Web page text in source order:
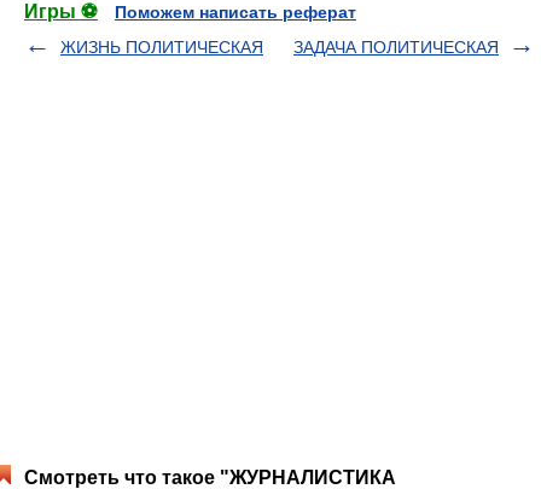
Игры ⚽
Поможем написать реферат
ЖИЗНЬ ПОЛИТИЧЕСКАЯ
ЗАДАЧА ПОЛИТИЧЕСКАЯ
Смотреть что такое "ЖУРНАЛИСТИКА